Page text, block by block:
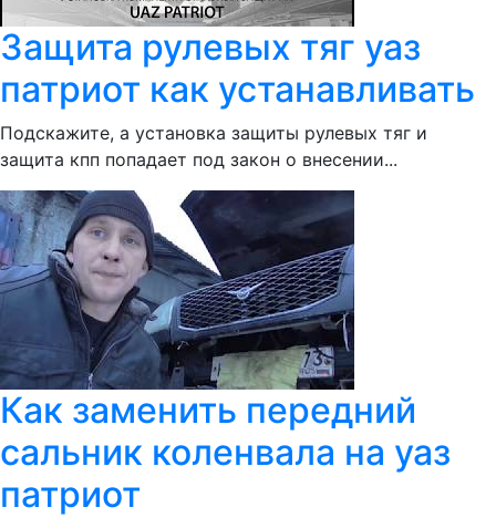
Защита рулевых тяг уаз
патриот как устанавливать
Подскажите, а установка защиты рулевых тяг и
защита кпп попадает под закон о внесении...
Как заменить передний
сальник коленвала на уаз
патриот